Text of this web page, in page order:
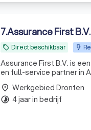
7.Assurance First B.V.
local_offer Direct beschikbaar
Assurance First B.V. is
en full-service partner in
controles uit en leveren
place Werkgebied Dronten
timelapse 4 jaar in bedrijf